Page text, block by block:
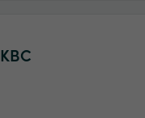
KBC